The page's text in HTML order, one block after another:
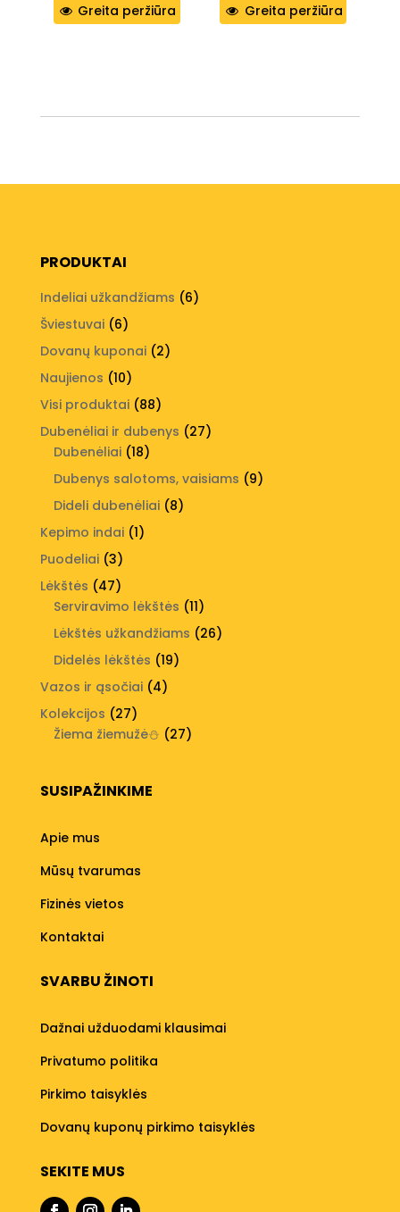
Greita peržiūra Greita peržiūra
PRODUKTAI
Indeliai užkandžiams 66
Šviestuvai 66
produktai
Dovanų kuponai 22
Naujienos 1010
produktų
Visi produktai 8888
produktai
Dubenėliai ir dubenys 2727
Dubenėliai 1818
produktų
Dubenys salotoms, vaisiams 99
Dideli dubenėliai 88
Kepimo indai 11
Puodeliai 33
produktai
Lėkštės 4747
produktai
Serviravimo lėkštės 1111
produktų
Lėkštės užkandžiams 2626
Didelės lėkštės 1919
Vazos ir ąsočiai 44
Kolekcijos 2727
produktai
Žiema žiemužė⛄ 2727
SUSIPAŽINKIME
Apie mus
Mūsų tvarumas
Fizinės vietos
Kontaktai
SVARBU ŽINOTI
Dažnai užduodami klausimai
Privatumo politika
Pirkimo taisyklės
Dovanų kuponų pirkimo taisyklės
SEKITE MUS